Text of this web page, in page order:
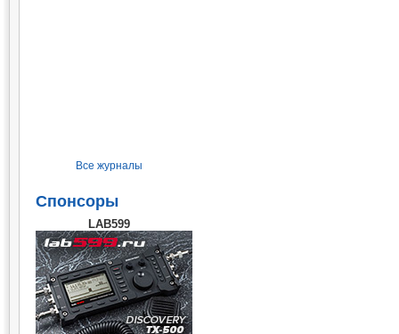
Все журналы
Спонсоры
LAB599